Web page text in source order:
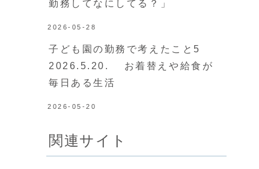
勤務してなにしてる？」
2026-05-28
子ども園の勤務で考えたこと5
2026.5.20. お着替えや給食が
毎日ある生活
2026-05-20
関連サイト